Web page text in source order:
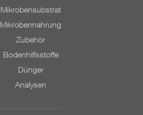
Mikrobensubstrat
Mikrobennahrung
Zubehör
Bodenhilfsstoffe
Dünger
Analysen